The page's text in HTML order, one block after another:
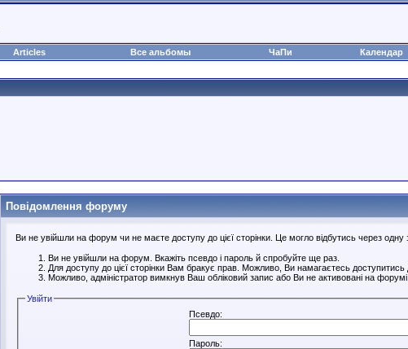
Articles Все альбомы ЧаПи Календар
Повідомлення форуму
Ви не увійшли на форум чи не маєте доступу до цієї сторінки. Це могло відбутись через одну
Ви не увійшли на форум. Вкажіть псевдо і пароль й спробуйте ще раз.
Для доступу до цієї сторінки Вам бракує прав. Можливо, Ви намагаєтесь доступитись
Можливо, адміністратор вимкнув Ваш обліковий запис або Ви не активовані на форумі.
Увійти
Псевдо:
Пароль: